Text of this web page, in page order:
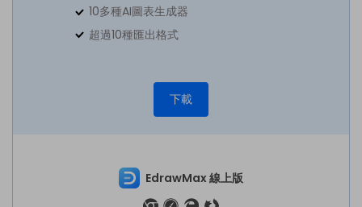
10多種AI圖表生成器
超過10種匯出格式
下載
EdrawMax 線上版